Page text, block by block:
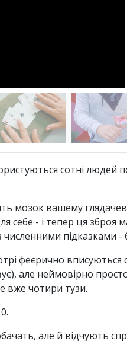
сотні людей
мозок вашему
себе - і тепер ця
підказками
феєрично
але неймовірно
вже чотири тузи.
але й відчують